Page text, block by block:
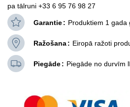
pa tālruni +33 6 95 76 98 27
Garantie Produktiem 1 gada
Ražošana Eiropā ražoti
Piegāde Piegāde no durvīm